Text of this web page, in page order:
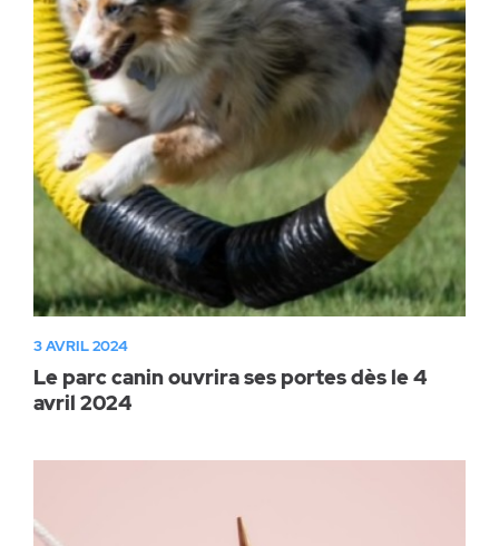
3 AVRIL 2024
Le parc canin ouvrira ses portes dès le 4
avril 2024